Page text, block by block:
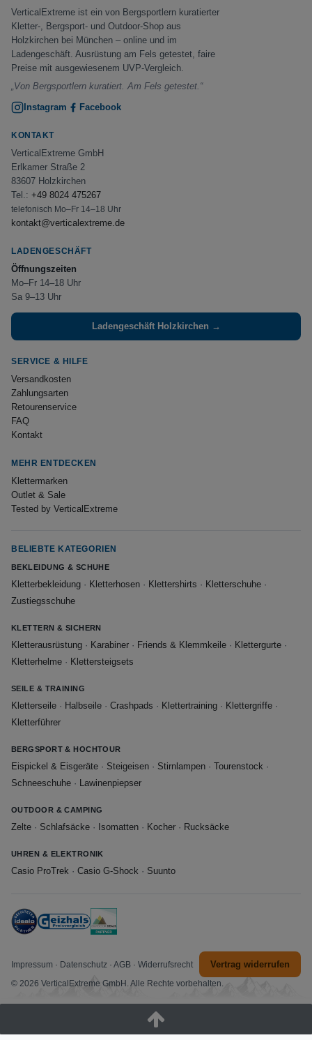
VerticalExtreme ist ein von Bergsportlern kuratierter
Kletter-, Bergsport- und Outdoor-Shop aus
Holzkirchen bei München – online und im
Ladengeschäft. Ausrüstung am Fels getestet, faire
Preise mit ausgewiesenem UVP-Vergleich.
„Von Bergsportlern kuratiert. Am Fels getestet.“
Instagram
Facebook
KONTAKT
VerticalExtreme GmbH
Erlkamer Straße 2
83607 Holzkirchen
Tel.: +49 8024 475267
telefonisch Mo–Fr 14–18 Uhr
kontakt@verticalextreme.de
LADENGESCHÄFT
Öffnungszeiten
Mo–Fr 14–18 Uhr
Sa 9–13 Uhr
Ladengeschäft Holzkirchen →
SERVICE & HILFE
Versandkosten
Zahlungsarten
Retourenservice
FAQ
Kontakt
MEHR ENTDECKEN
Klettermarken
Outlet & Sale
Tested by VerticalExtreme
BELIEBTE KATEGORIEN
BEKLEIDUNG & SCHUHE
Kletterbekleidung · Kletterhosen · Klettershirts · Kletterschuhe ·
Zustiegsschuhe
KLETTERN & SICHERN
Kletterausrüstung · Karabiner · Friends & Klemmkeile · Klettergurte ·
Kletterhelme · Klettersteigsets
SEILE & TRAINING
Kletterseile · Halbseile · Crashpads · Klettertraining · Klettergriffe ·
Kletterführer
BERGSPORT & HOCHTOUR
Eispickel & Eisgeräte · Steigeisen · Stirnlampen · Tourenstock ·
Schneeschuhe · Lawinenpiepser
OUTDOOR & CAMPING
Zelte · Schlafsäcke · Isomatten · Kocher · Rucksäcke
UHREN & ELEKTRONIK
Casio ProTrek · Casio G-Shock · Suunto
Impressum · Datenschutz · AGB · Widerrufsrecht Vertrag widerrufen
© 2026 VerticalExtreme GmbH. Alle Rechte vorbehalten.